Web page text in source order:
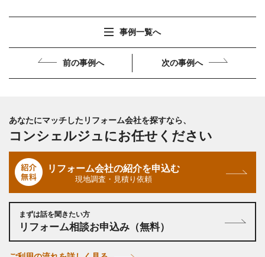
前の事例へ
事例一覧へ
次の事例へ
あなたにマッチしたリフォーム会社を探すなら、
コンシェルジュにお任せください
リフォーム会社の紹介を申込む
現地調査・見積り依頼
まずは話を聞きたい方
リフォーム相談お申込み（無料）